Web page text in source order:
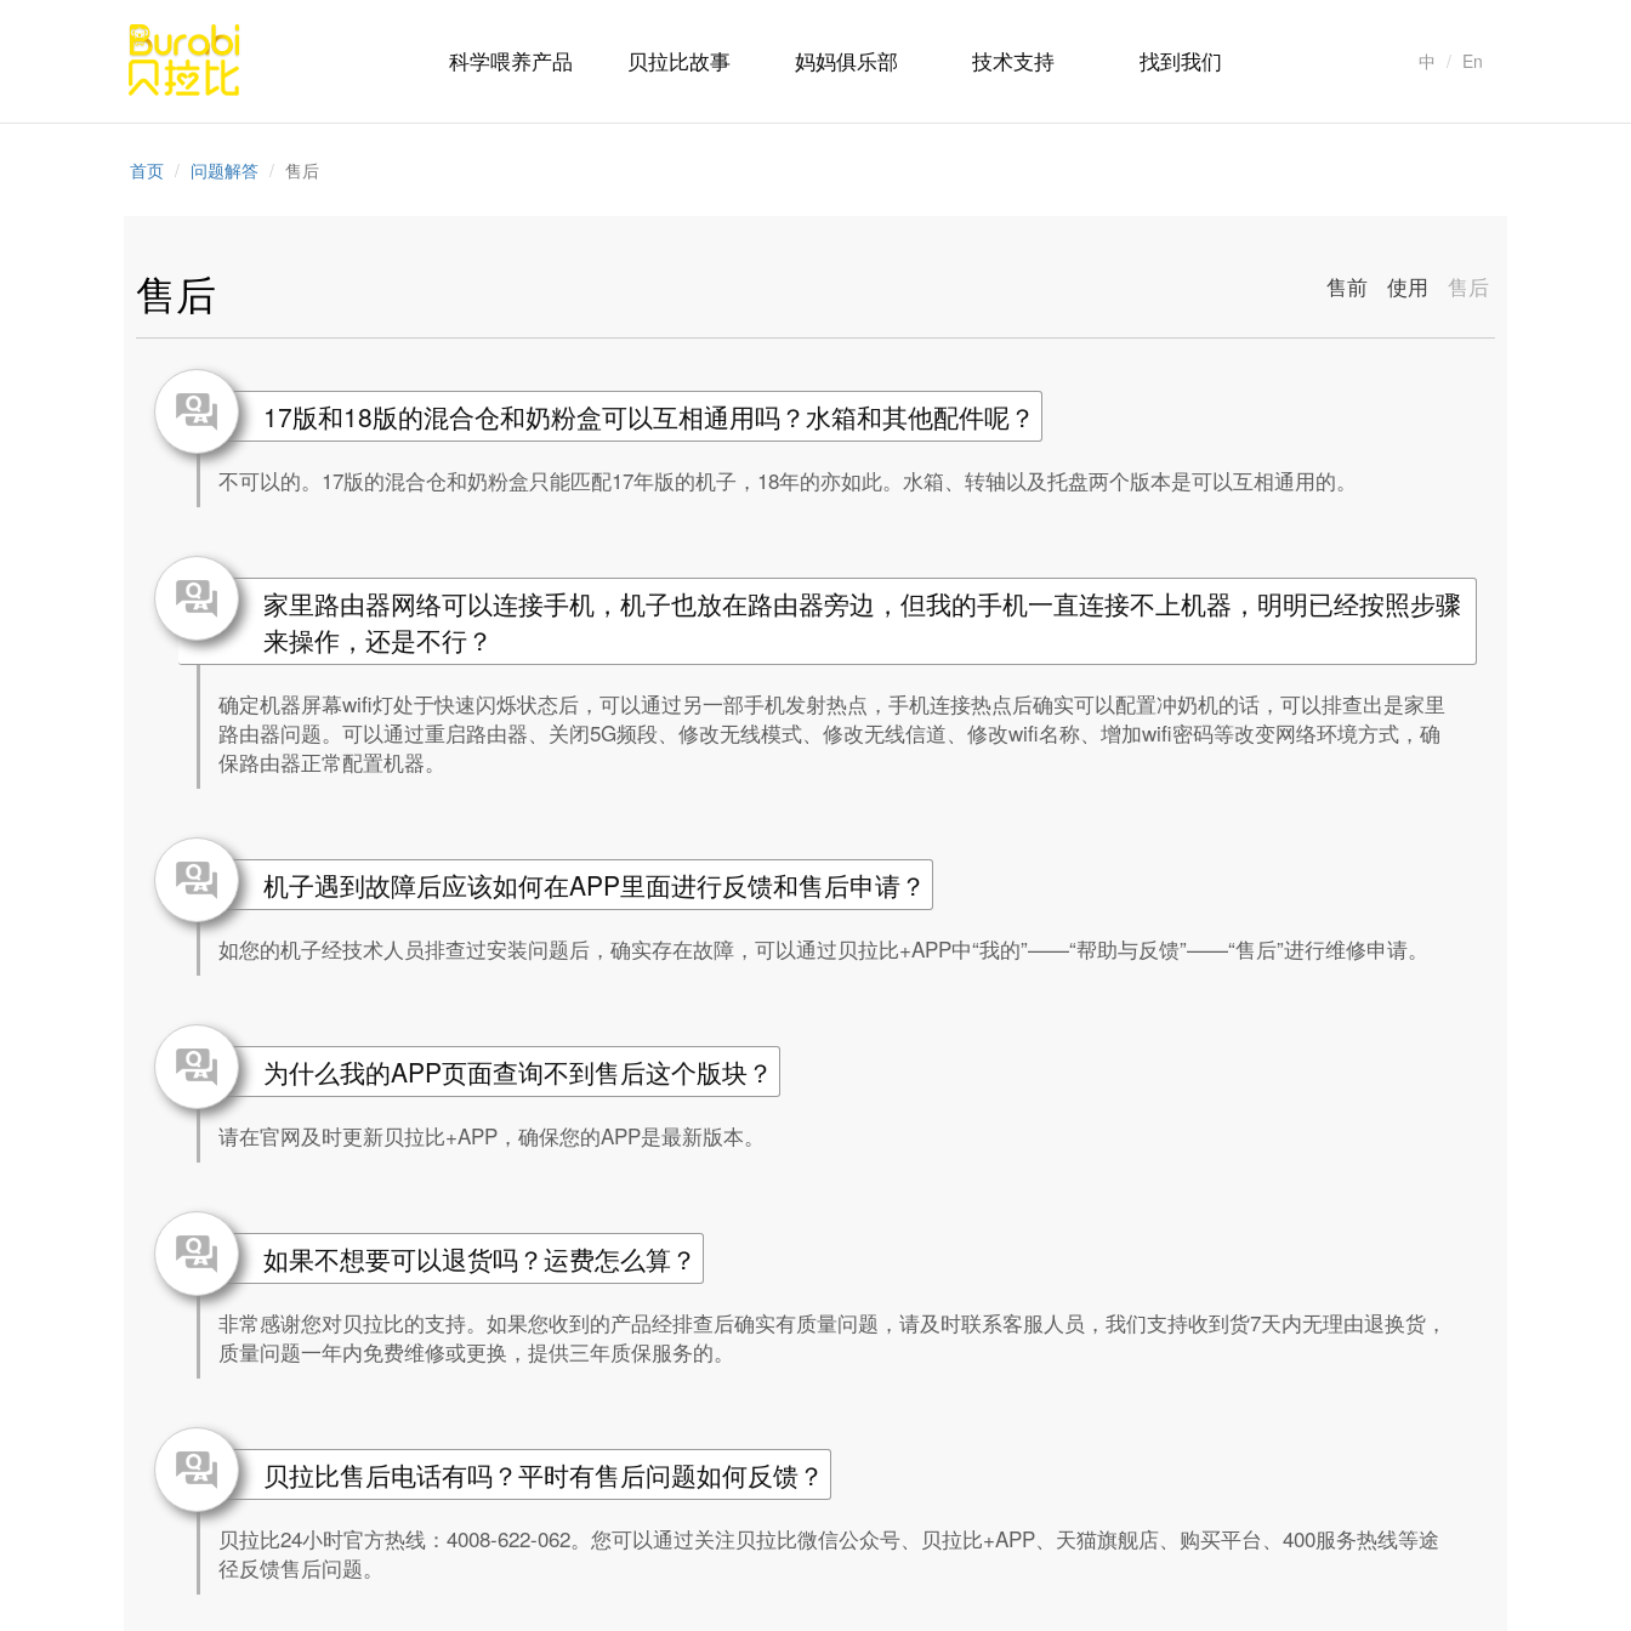
中 En
科学喂养产品 贝拉比故事 妈妈俱乐部 技术支持 找到我们
首页 问题解答 售后
售后 售前 使用 售后
17版和18版的混合仓和奶粉盒可以互相通用吗？水箱和其他配件呢？
不可以的。17版的混合仓和奶粉盒只能匹配17年版的机子，18年的亦如此。水箱、转轴以及托盘两个版本是可以互相通用的。
家里路由器网络可以连接手机，机子也放在路由器旁边，但我的手机一直连接不上机器，明明已经按照步骤
来操作，还是不行？
确定机器屏幕wifi灯处于快速闪烁状态后，可以通过另一部手机发射热点，手机连接热点后确实可以配置冲奶机的话，可以排查出是家里
路由器问题。可以通过重启路由器、关闭5G频段、修改无线模式、修改无线信道、修改wifi名称、增加wifi密码等改变网络环境方式，确
保路由器正常配置机器。
机子遇到故障后应该如何在APP里面进行反馈和售后申请？
如您的机子经技术人员排查过安装问题后，确实存在故障，可以通过贝拉比+APP中“我的”——“帮助与反馈”——“售后”进行维修申请。
为什么我的APP页面查询不到售后这个版块？
请在官网及时更新贝拉比+APP，确保您的APP是最新版本。
如果不想要可以退货吗？运费怎么算？
非常感谢您对贝拉比的支持。如果您收到的产品经排查后确实有质量问题，请及时联系客服人员，我们支持收到货7天内无理由退换货，
质量问题一年内免费维修或更换，提供三年质保服务的。
贝拉比售后电话有吗？平时有售后问题如何反馈？
贝拉比24小时官方热线：4008-622-062。您可以通过关注贝拉比微信公众号、贝拉比+APP、天猫旗舰店、购买平台、400服务热线等途
径反馈售后问题。